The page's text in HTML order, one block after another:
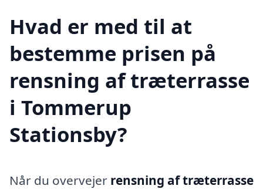
Hvad er med til at
bestemme prisen på
rensning af træterrasse
i Tommerup
Stationsby?
Når du overvejer rensning af træterrasse